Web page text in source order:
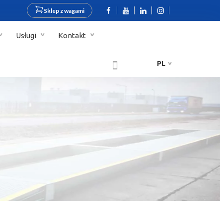
Sklep z wagami
Usługi Kontakt
PL